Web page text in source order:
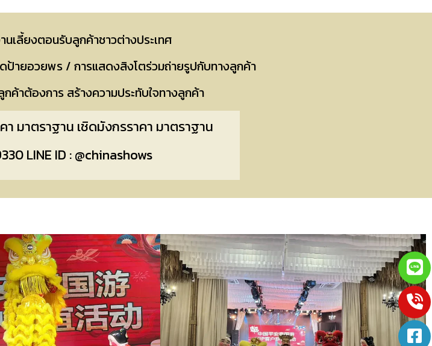
เลี้ยงตอนรับลูกค้าชาวต่างประเทศ
ายอวยพร / การแสดงสิงโตร่วมถ่ายรูปกับทางลูกค้า
าต้องการ สร้างความประทับใจทางลูกค้า
มาตราฐาน เชิดมังกรราคา มาตราฐาน
LINE ID : @chinashows